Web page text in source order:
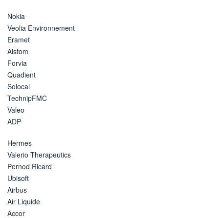
Nokia
Veolia Environnement
Eramet
Alstom
Forvia
Quadient
Solocal
TechnipFMC
Valeo
ADP
Hermes
Valerio Therapeutics
Pernod Ricard
Ubisoft
Airbus
Air Liquide
Accor